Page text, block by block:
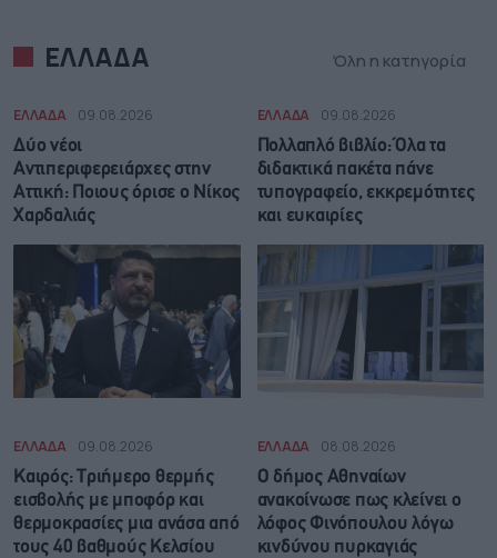
ΕΛΛΑΔΑ Όλη η κατηγορία
ΕΛΛΑΔΑ 09.08.2026
Δύο νέοι
Αντιπεριφερειάρχες στην
Αττική: Ποιους όρισε ο Νίκος
Χαρδαλιάς
ΕΛΛΑΔΑ 09.08.2026
Πολλαπλό βιβλίο: Όλα τα
διδακτικά πακέτα πάνε
τυπογραφείο, εκκρεμότητες
και ευκαιρίες
ΕΛΛΑΔΑ 09.08.2026
Καιρός: Τριήμερο θερμής
εισβολής με μποφόρ και
θερμοκρασίες μια ανάσα από
τους 40 βαθμούς Κελσίου
ΕΛΛΑΔΑ 08.08.2026
Ο δήμος Αθηναίων
ανακοίνωσε πως κλείνει ο
λόφος Φινόπουλου λόγω
κινδύνου πυρκαγιάς